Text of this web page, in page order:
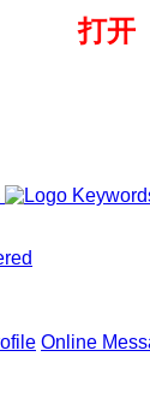
打开
Online